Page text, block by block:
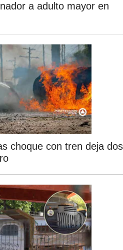
a adulto mayor en
choque con tren deja dos